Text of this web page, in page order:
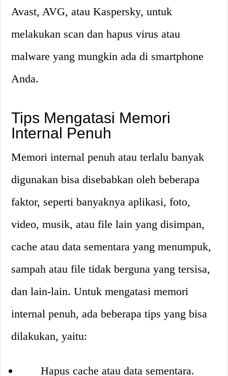
Avast, AVG, atau Kaspersky, untuk
melakukan scan dan hapus virus atau
malware yang mungkin ada di smartphone
Anda.
Tips Mengatasi Memori
Internal Penuh
Memori internal penuh atau terlalu banyak
digunakan bisa disebabkan oleh beberapa
faktor, seperti banyaknya aplikasi, foto,
video, musik, atau file lain yang disimpan,
cache atau data sementara yang menumpuk,
sampah atau file tidak berguna yang tersisa,
dan lain-lain. Untuk mengatasi memori
internal penuh, ada beberapa tips yang bisa
dilakukan, yaitu:
Hapus cache atau data sementara.